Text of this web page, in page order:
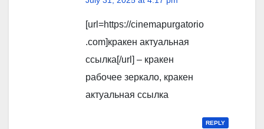
[url=https://cinemapurgatorio
.com]кракен актуальная
ссылка[/url] – кракен
рабочее зеркало, кракен
актуальная ссылка
REPLY